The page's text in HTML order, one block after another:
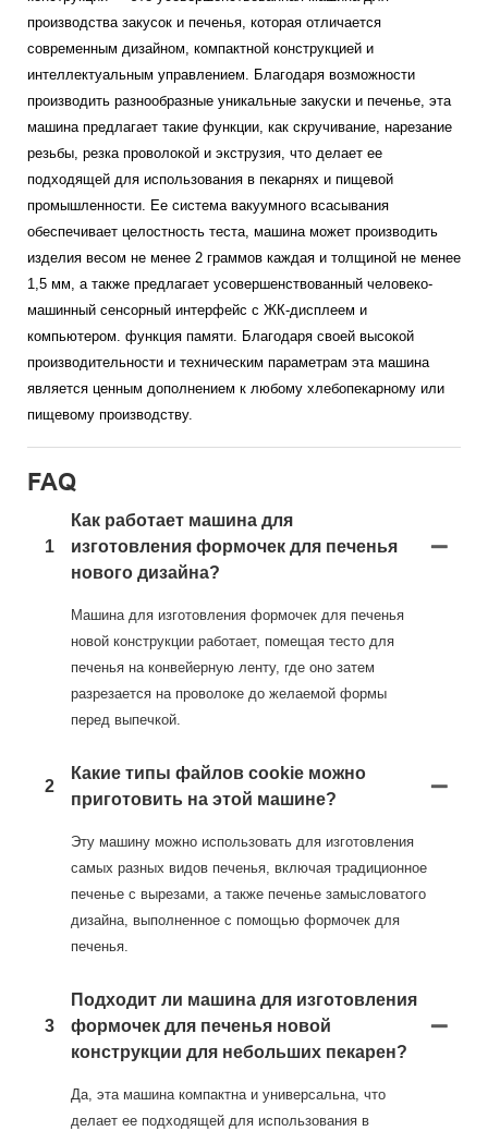
производства закусок и печенья, которая отличается
современным дизайном, компактной конструкцией и
интеллектуальным управлением. Благодаря возможности
производить разнообразные уникальные закуски и печенье, эта
машина предлагает такие функции, как скручивание, нарезание
резьбы, резка проволокой и экструзия, что делает ее
подходящей для использования в пекарнях и пищевой
промышленности. Ее система вакуумного всасывания
обеспечивает целостность теста, машина может производить
изделия весом не менее 2 граммов каждая и толщиной не менее
1,5 мм, а также предлагает усовершенствованный человеко-
машинный сенсорный интерфейс с ЖК-дисплеем и
компьютером. функция памяти. Благодаря своей высокой
производительности и техническим параметрам эта машина
является ценным дополнением к любому хлебопекарному или
пищевому производству.
FAQ
1
Как работает машина для
изготовления формочек для печенья
нового дизайна?
Машина для изготовления формочек для печенья
новой конструкции работает, помещая тесто для
печенья на конвейерную ленту, где оно затем
разрезается на проволоке до желаемой формы
перед выпечкой.
2
Какие типы файлов cookie можно
приготовить на этой машине?
Эту машину можно использовать для изготовления
самых разных видов печенья, включая традиционное
печенье с вырезами, а также печенье замысловатого
дизайна, выполненное с помощью формочек для
печенья.
3
Подходит ли машина для изготовления
формочек для печенья новой
конструкции для небольших пекарен?
Да, эта машина компактна и универсальна, что
делает ее подходящей для использования в